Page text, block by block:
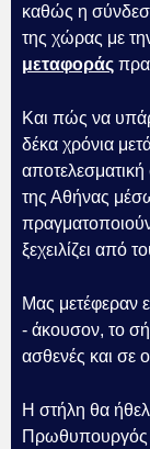
καθώς η
της χώρας με
μεταφοράς
Και πώς να
δέκα χρόνια
της Αθήνας
ξεχειλίζει από
Μας μετέφεραν
- άκουσον, το
ασθενές και σε
Η στήλη θα
Πρωθυπουργός